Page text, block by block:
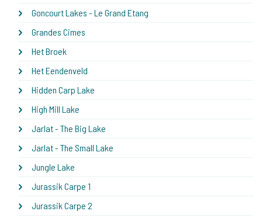
Goncourt Lakes - Le Grand Etang
Grandes Cimes
Het Broek
Het Eendenveld
Hidden Carp Lake
High Mill Lake
Jarlat - The Big Lake
Jarlat - The Small Lake
Jungle Lake
Jurassik Carpe 1
Jurassik Carpe 2